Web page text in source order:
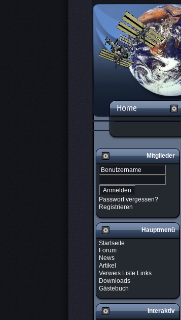
Mitglieder
Passwort vergessen?
Registrieren
Hauptmenü
Startseite
Forum
News
Artikel
Verweis Liste Links
Downloads
Gästebuch
Interaktiv